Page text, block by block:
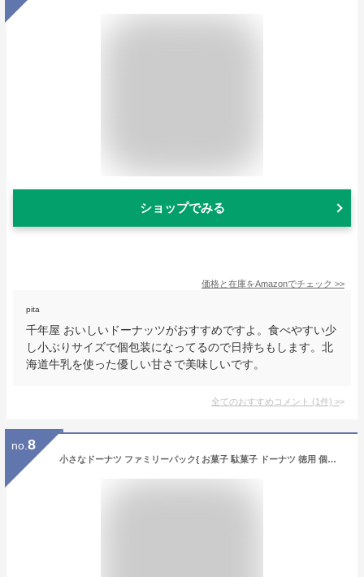
ショップでみる
価格と在庫をAmazonでチェック >>
pita
千年屋 おいしいドーナッツがおすすめですよ。食べやすい少
し小ぶりサイズで個包装になってるので日持ちもします。北
海道牛乳を使った優しい甘さで美味しいです。
全てのおすすめコメント (1件) >
no. 8
小さなドーナツ ファミリーパック{ お菓子 駄菓子 ドーナツ 徳用 個包装 小分け 配布 問屋 業務用 子ども会 施設 }[ 子供会 保育園 幼稚園 景品 イベント お祭り プレゼント 人気 ]【色柄指定不可】【不良対応不可】